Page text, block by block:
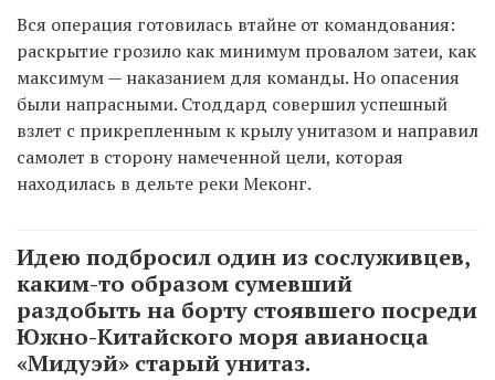
Вся операция готовилась втайне от командования:
раскрытие грозило как минимум провалом затеи, как
максимум — наказанием для команды. Но опасения
были напрасными. Стоддард совершил успешный
взлет с прикрепленным к крылу унитазом и направил
самолет в сторону намеченной цели, которая
находилась в дельте реки Меконг.
Идею подбросил один из сослуживцев,
каким-то образом сумевший
раздобыть на борту стоявшего посреди
Южно-Китайского моря авианосца
«Мидуэй» старый унитаз.